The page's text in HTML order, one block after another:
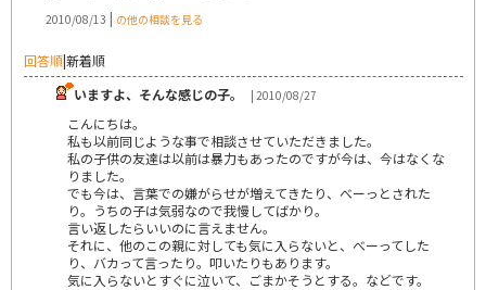
2010/08/13 | の他の相談を見る
回答順|新着順
いますよ、そんな感じの子。
| 2010/08/27
こんにちは。
私も以前同じような事で相談させていただきました。
私の子供の友達は以前は暴力もあったのですが今は、今はなくな
りました。
でも今は、言葉での嫌がらせが増えてきたり、べーっとされた
り。うちの子は気弱なので我慢してばかり。
言い返したらいいのに言えません。
それに、他のこの親に対しても気に入らないと、べーってした
り、バカって言ったり。叩いたりもあります。
気に入らないとすぐに泣いて、ごまかそうとする。などです。